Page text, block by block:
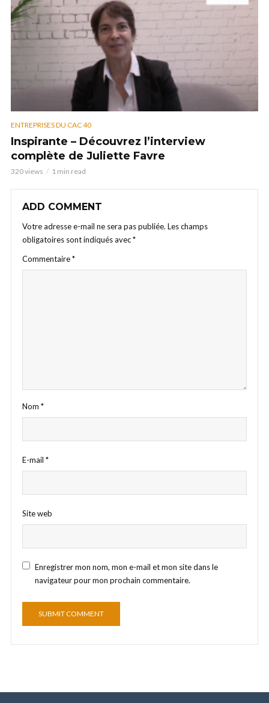
ENTREPRISES DU CAC 40
Inspirante – Découvrez l’interview
complète de Juliette Favre
320 views 1 min read
ADD COMMENT
Votre adresse e-mail ne sera pas publiée. Les champs
obligatoires sont indiqués avec*
Commentaire*
Nom *
E-mail *
Site web
Enregistrer mon nom, mon e-mail et mon site dans le
navigateur pour mon prochain commentaire.